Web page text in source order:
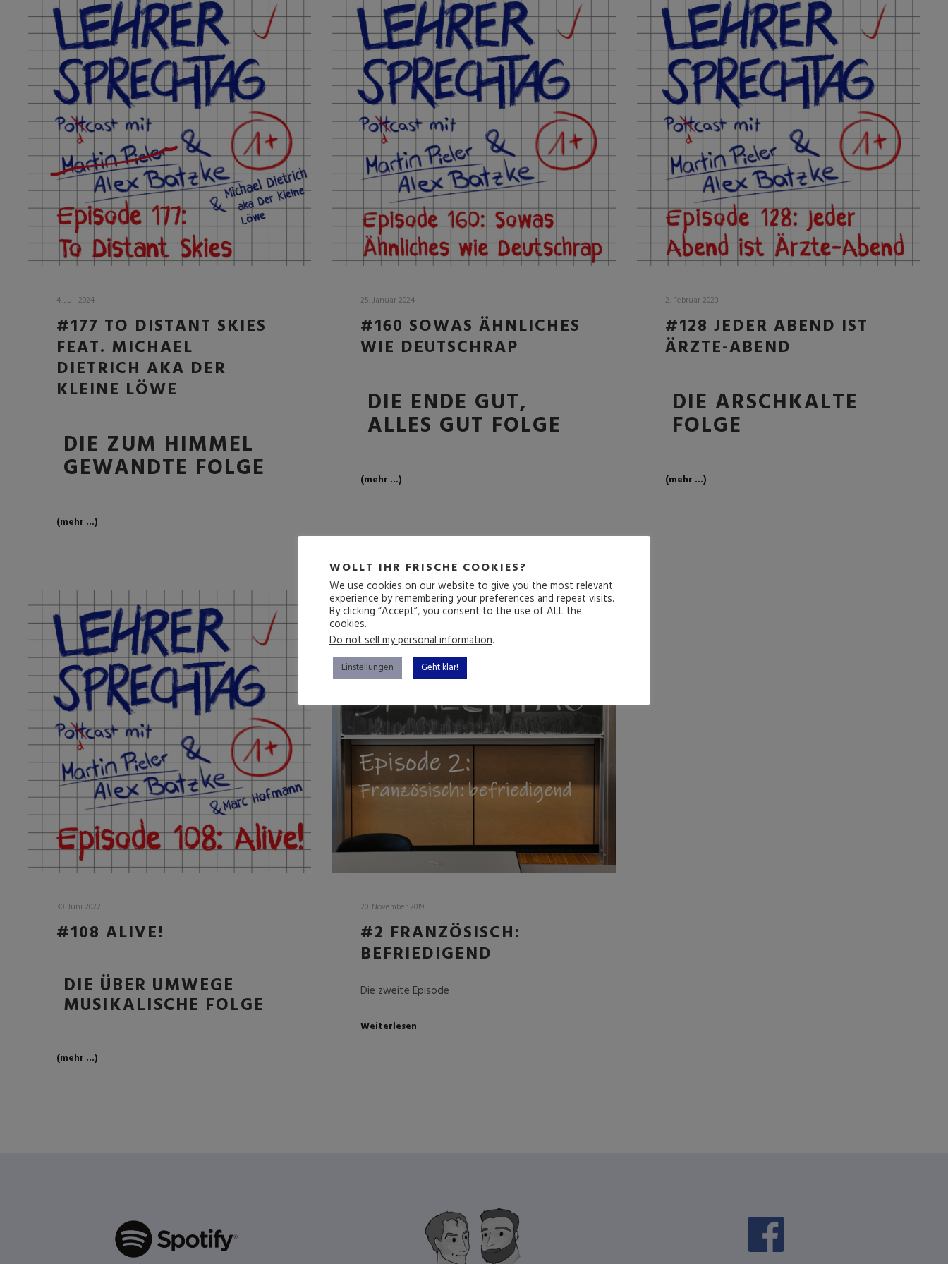
4. Juli 2024
#177 TO DISTANT SKIES
FEAT. MICHAEL
DIETRICH AKA DER
KLEINE LÖWE
DIE ZUM HIMMEL
GEWANDTE FOLGE
(mehr …)
25. Januar 2024
#160 SOWAS ÄHNLICHES
WIE DEUTSCHRAP
DIE ENDE GUT,
ALLES GUT FOLGE
(mehr …)
2. Februar 2023
#128 JEDER ABEND IST
ÄRZTE-ABEND
DIE ARSCHKALTE
FOLGE
(mehr …)
30. Juni 2022
#108 ALIVE!
DIE ÜBER UMWEGE
MUSIKALISCHE FOLGE
(mehr …)
20. November 2019
#2 FRANZÖSISCH:
BEFRIEDIGEND
Die zweite Episode
Weiterlesen
WOLLT IHR FRISCHE COOKIES?
We use cookies on our website to give you the most relevant
experience by remembering your preferences and repeat visits.
By clicking “Accept”, you consent to the use of ALL the
cookies.
Do not sell my personal information.
Einstellungen Geht klar!